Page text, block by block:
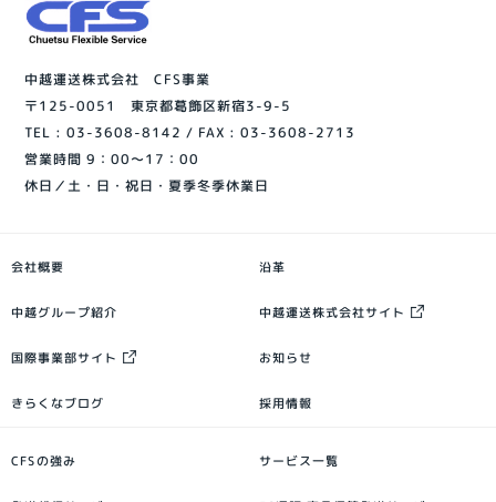
中越運送株式会社 CFS事業
〒125-0051 東京都葛飾区新宿3-9-5
TEL :03-3608-8142 / FAX : 03-3608-2713
営業時間 9：00～17：00
休日／土・日・祝日・夏季冬季休業日
会社概要 沿革
中越グループ紹介 中越運送株式会社サイト
国際事業部サイト お知らせ
きらくなブログ 採用情報
CFSの強み サービス一覧